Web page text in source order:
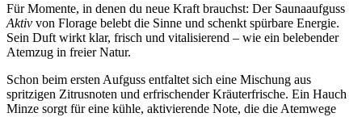
Für Momente, in denen du neue Kraft brauchst: Der Saunaaufguss
Aktiv von Florage belebt die Sinne und schenkt spürbare Energie.
Sein Duft wirkt klar, frisch und vitalisierend – wie ein belebender
Atemzug in freier Natur.
Schon beim ersten Aufguss entfaltet sich eine Mischung aus
spritzigen Zitrusnoten und erfrischender Kräuterfrische. Ein Hauch
Minze sorgt für eine kühle, aktivierende Note, die die Atemwege